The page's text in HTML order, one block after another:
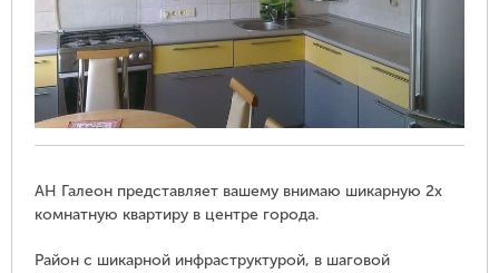
АН Галеон представляет вашему внимаю шикарную 2х
комнатную квартиру в центре города.
Район с шикарной инфраструктурой, в шаговой